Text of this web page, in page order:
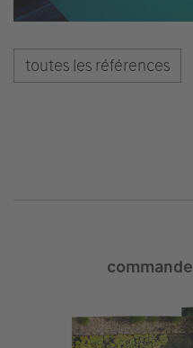
toutes les références